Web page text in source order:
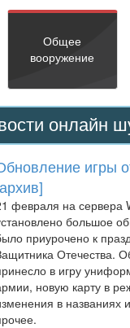
Общее
вооружение
онлайн
игры
февраля на сервера
большое
приурочено к
Отечества.
в игру
новую карту в
в названиях